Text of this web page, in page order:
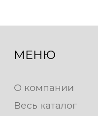
МЕНЮ
О компании
Весь каталог